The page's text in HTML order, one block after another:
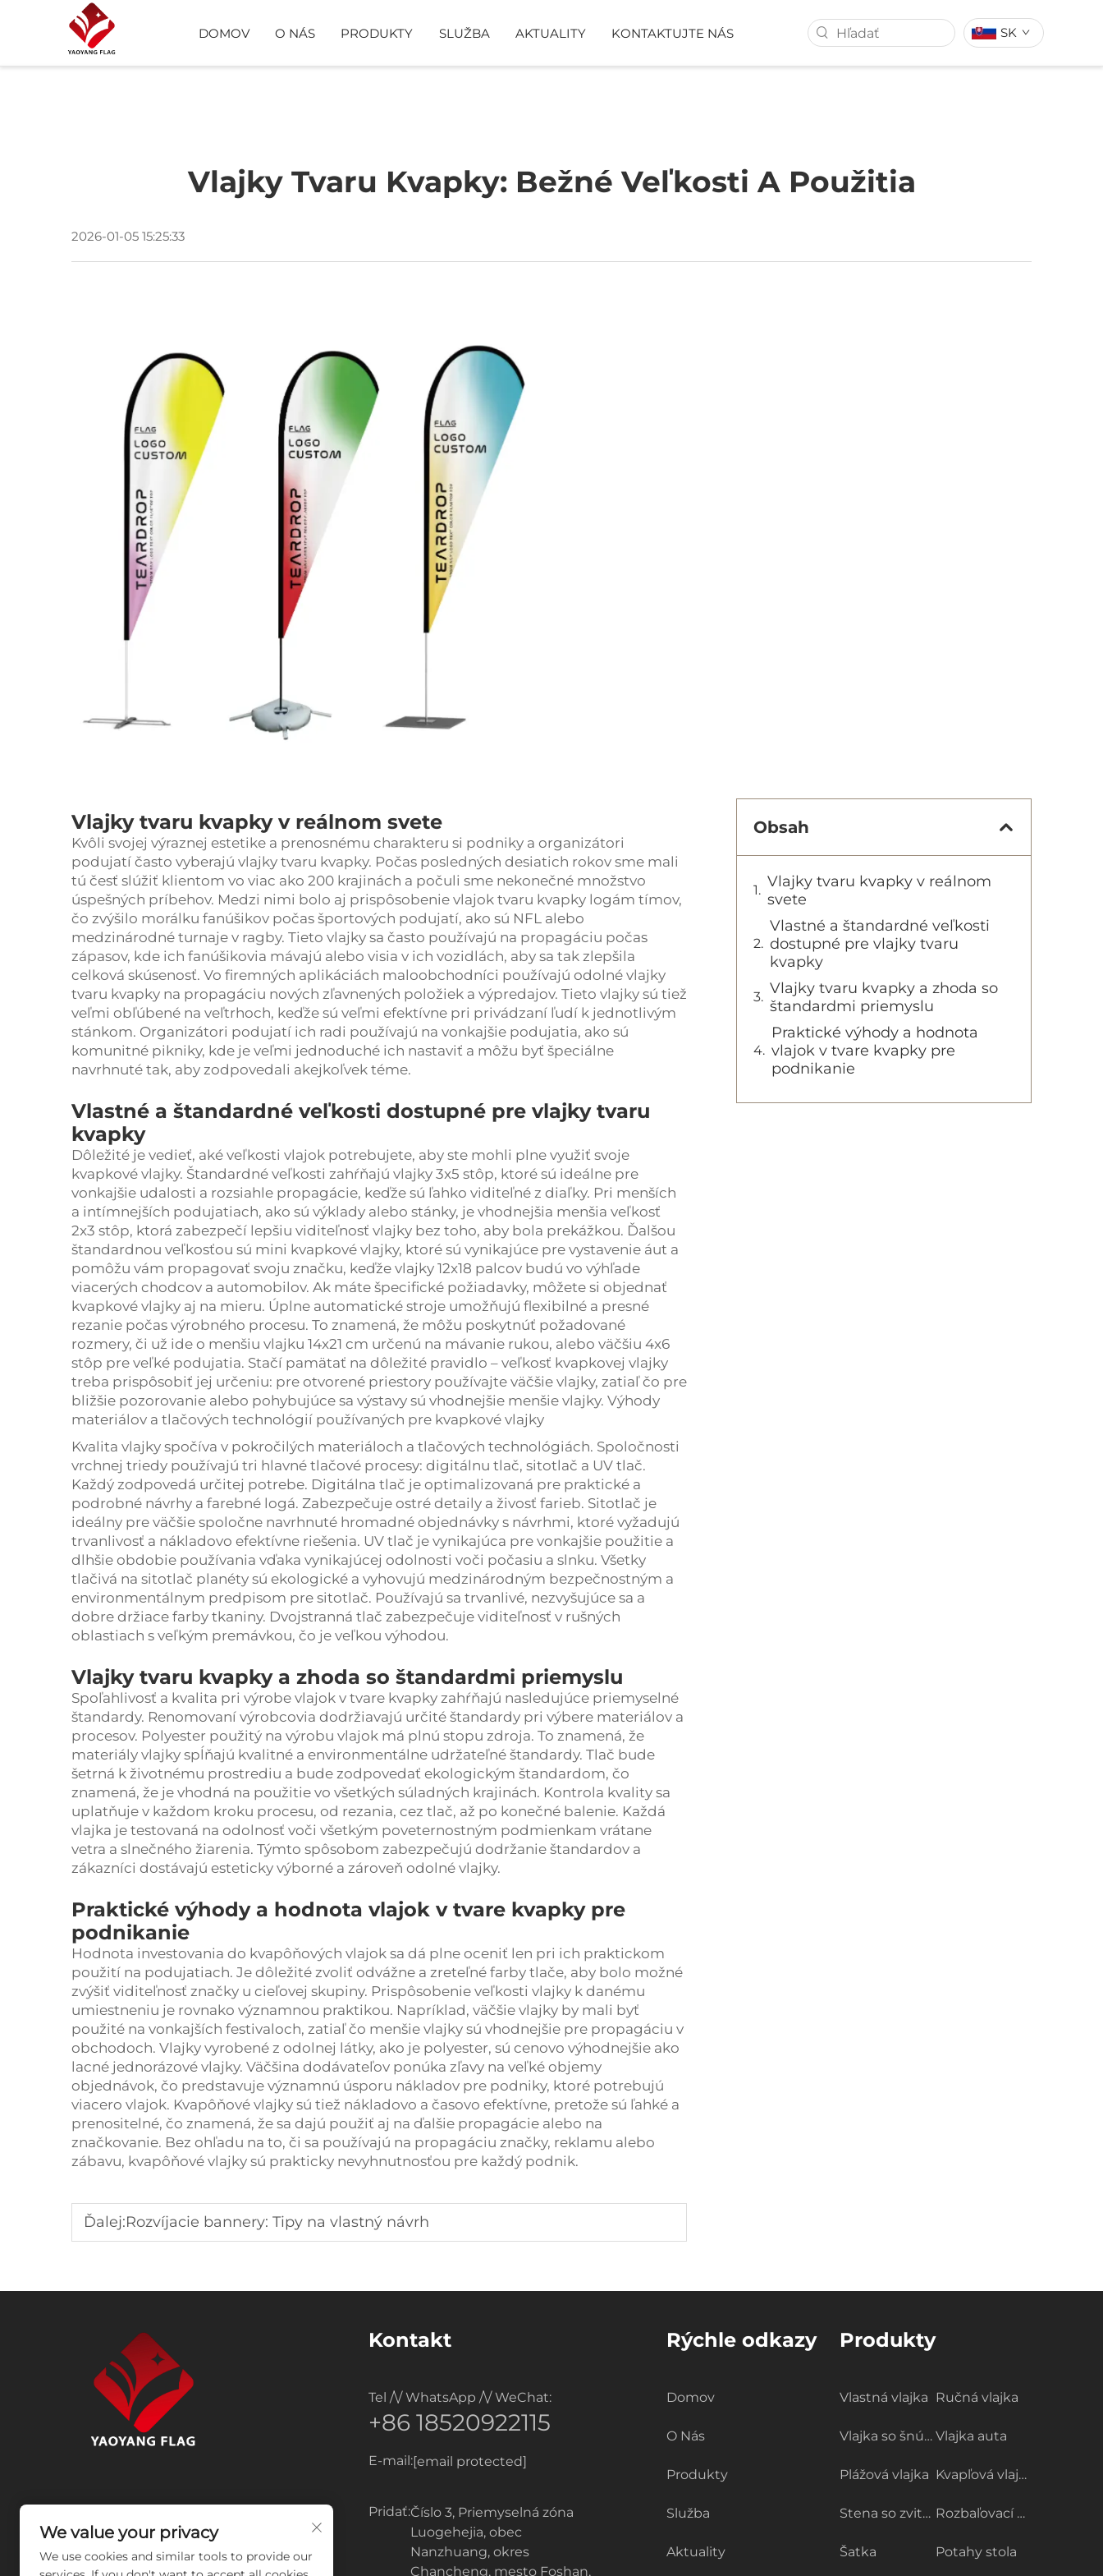
DOMOV O NÁS PRODUKTY
ŠATKA POTAHY STOLA TENTO
SLUŽBA AKTUALITY KONTAKTUJTE NÁS SK
Vlajky Tvaru Kvapky: Bežné Veľkosti A Použitia
2026-01-05 15:25:33
Vlajky tvaru kvapky v reálnom svete
Kvôli svojej výraznej estetike a prenosnému charakteru si podniky a organizátori
podujatí často vyberajú vlajky tvaru kvapky. Počas posledných desiatich rokov sme mali
tú česť slúžiť klientom vo viac ako 200 krajinách a počuli sme nekonečné množstvo
úspešných príbehov. Medzi nimi bolo aj prispôsobenie vlajok tvaru kvapky logám tímov,
čo zvýšilo morálku fanúšikov počas športových podujatí, ako sú NFL alebo
medzinárodné turnaje v ragby. Tieto vlajky sa často používajú na propagáciu počas
zápasov, kde ich fanúšikovia mávajú alebo visia v ich vozidlách, aby sa tak zlepšila
celková skúsenosť. Vo firemných aplikáciách maloobchodníci používajú odolné vlajky
tvaru kvapky na propagáciu nových zľavnených položiek a výpredajov. Tieto vlajky sú tiež
veľmi obľúbené na veľtrhoch, keďže sú veľmi efektívne pri privádzaní ľudí k jednotlivým
stánkom. Organizátori podujatí ich radi používajú na vonkajšie podujatia, ako sú
komunitné pikniky, kde je veľmi jednoduché ich nastaviť a môžu byť špeciálne
navrhnuté tak, aby zodpovedali akejkoľvek téme.
Vlastné a štandardné veľkosti dostupné pre vlajky tvaru
kvapky
Dôležité je vedieť, aké veľkosti vlajok potrebujete, aby ste mohli plne využiť svoje
kvapkové vlajky. Štandardné veľkosti zahŕňajú vlajky 3x5 stôp, ktoré sú ideálne pre
vonkajšie udalosti a rozsiahle propagácie, keďže sú ľahko viditeľné z diaľky. Pri menších
a intímnejších podujatiach, ako sú výklady alebo stánky, je vhodnejšia menšia veľkosť
2x3 stôp, ktorá zabezpečí lepšiu viditeľnosť vlajky bez toho, aby bola prekážkou. Ďalšou
štandardnou veľkosťou sú mini kvapkové vlajky, ktoré sú vynikajúce pre vystavenie áut a
pomôžu vám propagovať svoju značku, keďže vlajky 12x18 palcov budú vo výhľade
viacerých chodcov a automobilov. Ak máte špecifické požiadavky, môžete si objednať
kvapkové vlajky aj na mieru. Úplne automatické stroje umožňujú flexibilné a presné
rezanie počas výrobného procesu. To znamená, že môžu poskytnúť požadované
rozmery, či už ide o menšiu vlajku 14x21 cm určenú na mávanie rukou, alebo väčšiu 4x6
stôp pre veľké podujatia. Stačí pamätať na dôležité pravidlo – veľkosť kvapkovej vlajky
treba prispôsobiť jej určeniu: pre otvorené priestory používajte väčšie vlajky, zatiaľ čo pre
bližšie pozorovanie alebo pohybujúce sa výstavy sú vhodnejšie menšie vlajky. Výhody
materiálov a tlačových technológií používaných pre kvapkové vlajky
Kvalita vlajky spočíva v pokročilých materiáloch a tlačových technológiách. Spoločnosti
vrchnej triedy používajú tri hlavné tlačové procesy: digitálnu tlač, sitotlač a UV tlač.
Každý zodpovedá určitej potrebe. Digitálna tlač je optimalizovaná pre praktické a
podrobné návrhy a farebné logá. Zabezpečuje ostré detaily a živosť farieb. Sitotlač je
ideálny pre väčšie spoločne navrhnuté hromadné objednávky s návrhmi, ktoré vyžadujú
trvanlivosť a nákladovo efektívne riešenia. UV tlač je vynikajúca pre vonkajšie použitie a
dlhšie obdobie používania vďaka vynikajúcej odolnosti voči počasiu a slnku. Všetky
tlačivá na sitotlač planéty sú ekologické a vyhovujú medzinárodným bezpečnostným a
environmentálnym predpisom pre sitotlač. Používajú sa trvanlivé, nezvyšujúce sa a
dobre držiace farby tkaniny. Dvojstranná tlač zabezpečuje viditeľnosť v rušných
oblastiach s veľkým premávkou, čo je veľkou výhodou.
Vlajky tvaru kvapky a zhoda so štandardmi priemyslu
Spoľahlivosť a kvalita pri výrobe vlajok v tvare kvapky zahŕňajú nasledujúce priemyselné
štandardy. Renomovaní výrobcovia dodržiavajú určité štandardy pri výbere materiálov a
procesov. Polyester použitý na výrobu vlajok má plnú stopu zdroja. To znamená, že
materiály vlajky spĺňajú kvalitné a environmentálne udržateľné štandardy. Tlač bude
šetrná k životnému prostrediu a bude zodpovedať ekologickým štandardom, čo
znamená, že je vhodná na použitie vo všetkých súladných krajinách. Kontrola kvality sa
uplatňuje v každom kroku procesu, od rezania, cez tlač, až po konečné balenie. Každá
vlajka je testovaná na odolnosť voči všetkým poveternostným podmienkam vrátane
vetra a slnečného žiarenia. Týmto spôsobom zabezpečujú dodržanie štandardov a
zákazníci dostávajú esteticky výborné a zároveň odolné vlajky.
Praktické výhody a hodnota vlajok v tvare kvapky pre
podnikanie
Hodnota investovania do kvapôňových vlajok sa dá plne oceniť len pri ich praktickom
použití na podujatiach. Je dôležité zvoliť odvážne a zreteľné farby tlače, aby bolo možné
zvýšiť viditeľnosť značky u cieľovej skupiny. Prispôsobenie veľkosti vlajky k danému
umiestneniu je rovnako významnou praktikou. Napríklad, väčšie vlajky by mali byť
použité na vonkajších festivaloch, zatiaľ čo menšie vlajky sú vhodnejšie pre propagáciu v
obchodoch. Vlajky vyrobené z odolnej látky, ako je polyester, sú cenovo výhodnejšie ako
lacné jednorázové vlajky. Väčšina dodávateľov ponúka zľavy na veľké objemy
objednávok, čo predstavuje významnú úsporu nákladov pre podniky, ktoré potrebujú
viacero vlajok. Kvapôňové vlajky sú tiež nákladovo a časovo efektívne, pretože sú ľahké a
prenositelné, čo znamená, že sa dajú použiť aj na ďalšie propagácie alebo na
značkovanie. Bez ohľadu na to, či sa používajú na propagáciu značky, reklamu alebo
zábavu, kvapôňové vlajky sú prakticky nevyhnutnosťou pre každý podnik.
Ďalej:Rozvíjacie bannery: Tipy na vlastný návrh
Obsah
Vlajky tvaru kvapky v reálnom
svete
Vlastné a štandardné veľkosti
dostupné pre vlajky tvaru
kvapky
Vlajky tvaru kvapky a zhoda so
štandardmi priemyslu
Praktické výhody a hodnota
vlajok v tvare kvapky pre
podnikanie
Kontakt
Tel /\/ WhatsApp /\/ WeChat:
+86 18520922115
E-mail:[email protected]
Pridať:Číslo 3, Priemyselná zóna
Luogehejia, obec
Nanzhuang, okres
Chancheng, mesto Foshan,
Rýchle odkazy
Domov
O Nás
Produkty
Služba
Aktuality
Produkty
Vlastná vlajka Ručná vlajka
Vlajka so šnúrkou Vlajka auta
Plážová vlajka Kvapľová vlajka
Stena so zvitkom Rozbaľovací baner
Šatka Potahy stola
We value your privacy
We use cookies and similar tools to provide our